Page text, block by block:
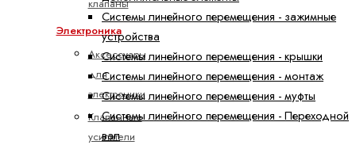
клапаны
Электроника
Аксессуары
для
электроники
Клапанные
усилители
Системы линейного перемещения - зажимные
устройства
Системы линейного перемещения - крышки
Системы линейного перемещения - монтаж
Системы линейного перемещения - муфты
Системы линейного перемещения - Переходной
вал